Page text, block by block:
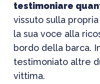
testimoniare
vissuto sulla
la sua voce alla
bordo della barca.
testimoniato altre
vittima.